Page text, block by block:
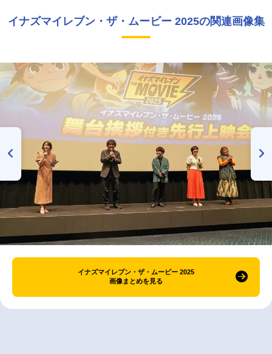
イナズマイレブン・ザ・ムービー 2025の関連画像集
イナズマイレブン・ザ・ムービー 2025
画像まとめを見る